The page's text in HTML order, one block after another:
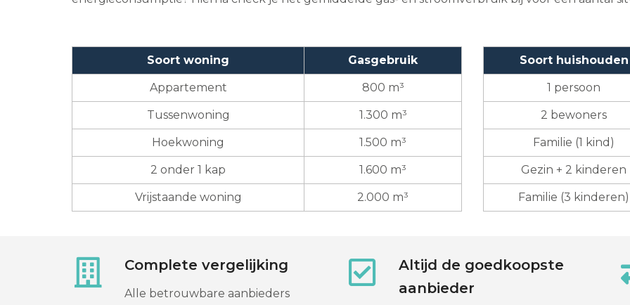
Soort woning Gasgebruik
Appartement 800 m³
Tussenwoning 1.300 m³
Hoekwoning 1.500 m³
2 onder 1 kap 1.600 m³
Vrijstaande woning 2.000 m³
Soort huishouden
1 persoon
2 bewoners
Familie (1 kind)
Gezin + 2 kinderen
Familie (3 kinderen)
Complete vergelijking
Alle betrouwbare aanbieders
Altijd de goedkoopste
aanbieder